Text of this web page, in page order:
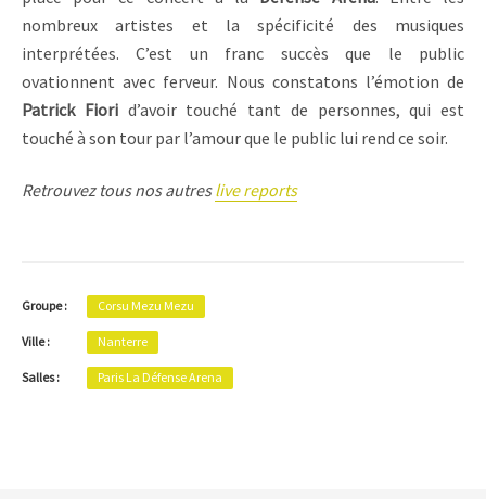
nombreux artistes et la spécificité des musiques
interprétées. C’est un franc succès que le public
ovationnent avec ferveur. Nous constatons l’émotion de
Patrick Fiorid’avoir touché tant de personnes, qui est
touché à son tour par l’amour que le public lui rend ce soir.
Retrouvez tous nos autreslive reports
Groupe : Corsu Mezu Mezu
Ville : Nanterre
Salles : Paris La Défense Arena